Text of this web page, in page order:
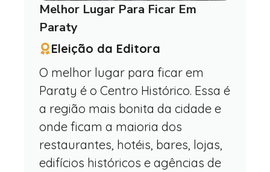
Melhor Lugar Para Ficar Em
Paraty
Eleição da Editora
O melhor lugar para ficar em
Paraty é o Centro Histórico. Essa é
a região mais bonita da cidade e
onde ficam a maioria dos
restaurantes, hotéis, bares, lojas,
edifícios históricos e agências de